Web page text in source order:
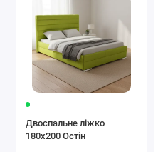
Двоспальне ліжко
180x200 Остін